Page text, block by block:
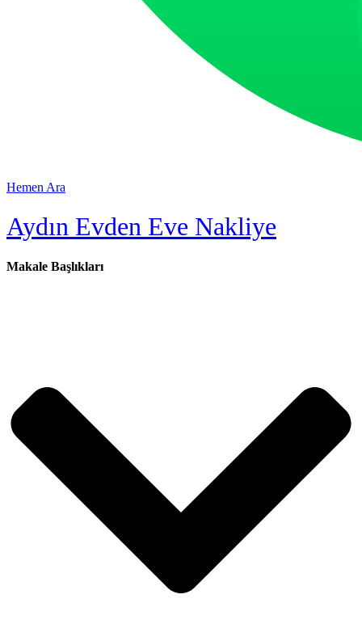
Hemen Ara
Aydın Evden Eve Nakliye
Makale Başlıkları